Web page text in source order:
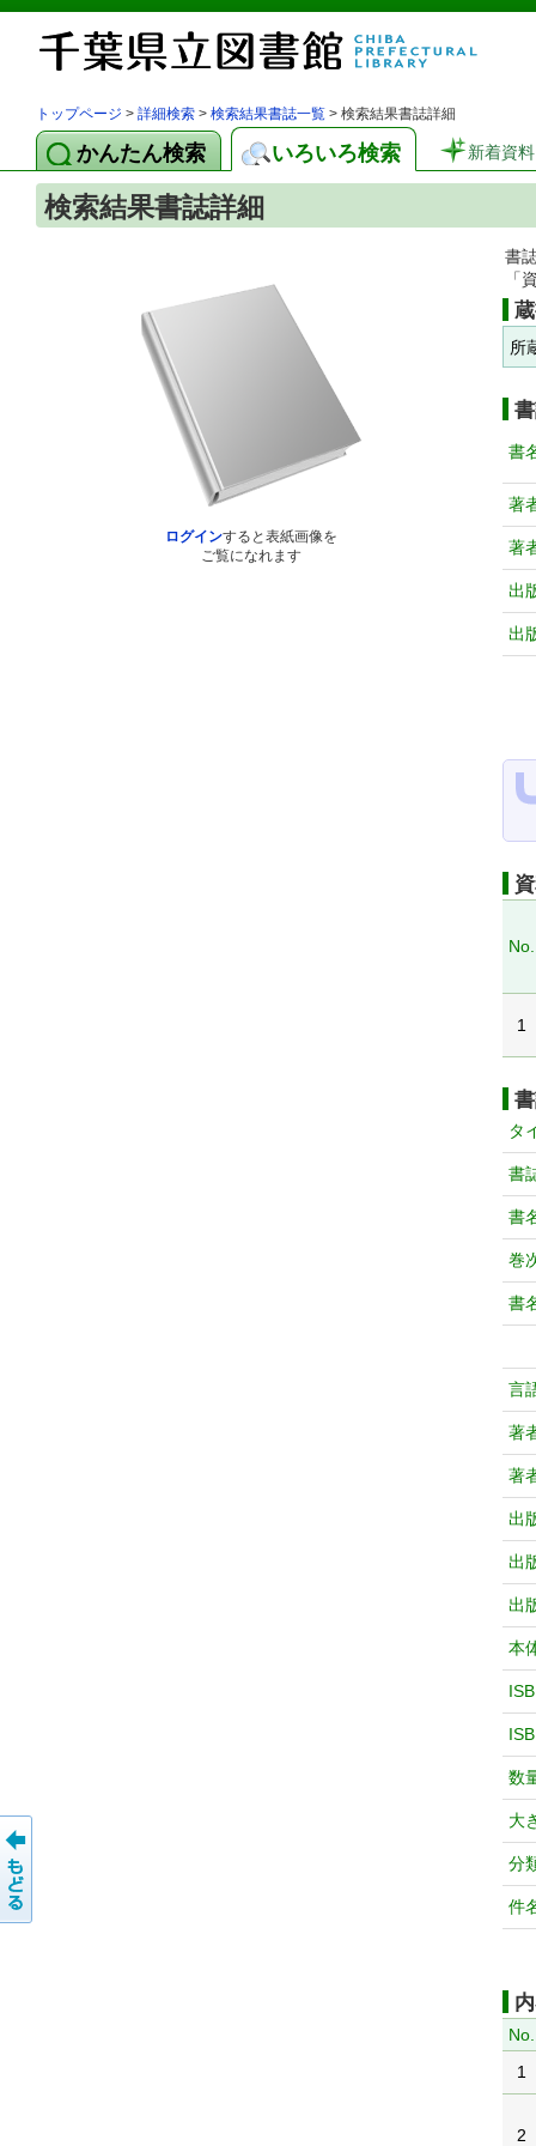
トップページ > 詳細検索 > 検索結果書誌一覧 > 検索結果書誌詳細
かんたん検索 いろいろ検索 新着資料
検索結果書誌詳細
ログインすると表紙画像を
ご覧になれます
書
「
所
書
著
著
出
出
No.
1
タ
書
書
巻
書
言
著
著
出
出
出
本
数
大
分
件
No.
1
2